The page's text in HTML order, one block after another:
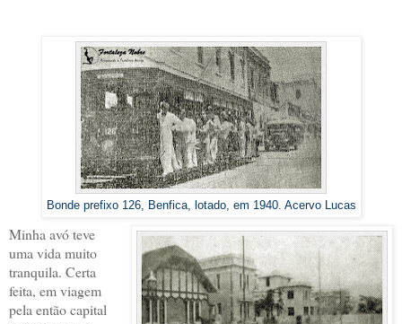
Bonde prefixo 126, Benfica, lotado, em 1940. Acervo Lucas
Minha avó teve
uma vida muito
tranquila. Certa
feita, em viagem
pela então capital